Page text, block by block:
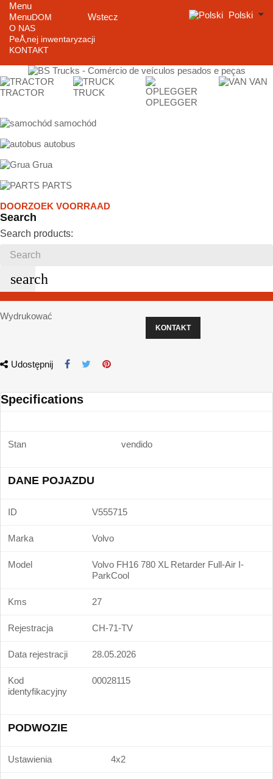
Menu
Menu
Wstecz
DOM
O NAS
PeÅ‚nej inwentaryzacji
KONTAKT
Polski
TRACTOR
TRUCK
OPLEGGER
VAN
samochód
autobus
Grua
PARTS
DOORZOEK VOORRAAD
Search
Search products:
search
Wydrukować
KONTAKT
Udostępnij
Specifications
Stan vendido
DANE POJAZDU
ID V555715
Marka Volvo
Model
Volvo FH16 780 XL Retarder Full-Air I-
ParkCool
Kms 27
Rejestracja CH-71-TV
Data rejestracji 28.05.2026
Kod
identyfikacyjny
00028115
PODWOZIE
Ustawienia 4x2